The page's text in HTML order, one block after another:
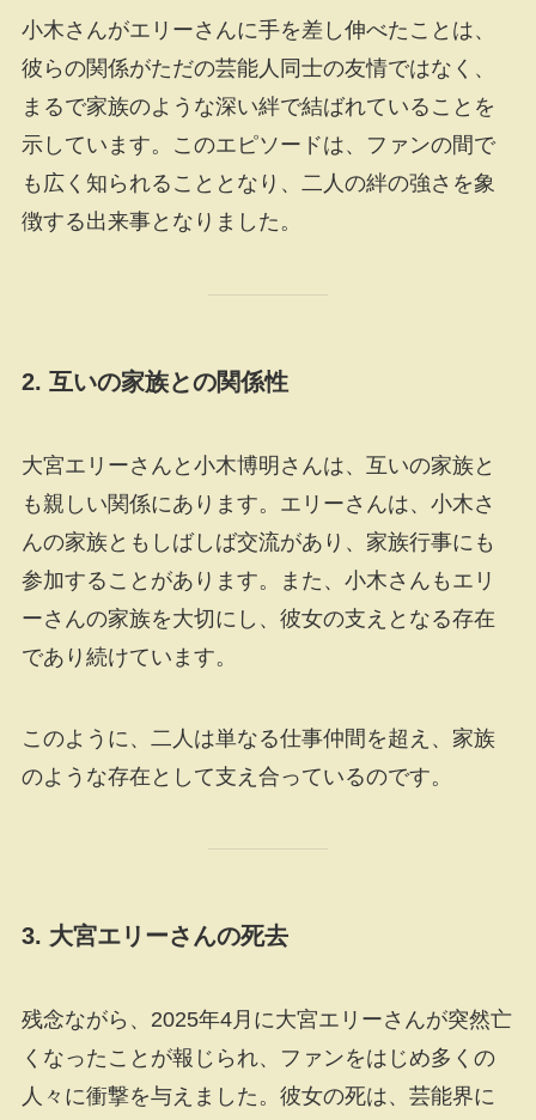
小木さんがエリーさんに手を差し伸べたことは、
彼らの関係がただの芸能人同士の友情ではなく、
まるで家族のような深い絆で結ばれていることを
示しています。このエピソードは、ファンの間で
も広く知られることとなり、二人の絆の強さを象
徴する出来事となりました。
2. 互いの家族との関係性
大宮エリーさんと小木博明さんは、互いの家族と
も親しい関係にあります。エリーさんは、小木さ
んの家族ともしばしば交流があり、家族行事にも
参加することがあります。また、小木さんもエリ
ーさんの家族を大切にし、彼女の支えとなる存在
であり続けています。
このように、二人は単なる仕事仲間を超え、家族
のような存在として支え合っているのです。
3. 大宮エリーさんの死去
残念ながら、2025年4月に大宮エリーさんが突然亡
くなったことが報じられ、ファンをはじめ多くの
人々に衝撃を与えました。彼女の死は、芸能界に